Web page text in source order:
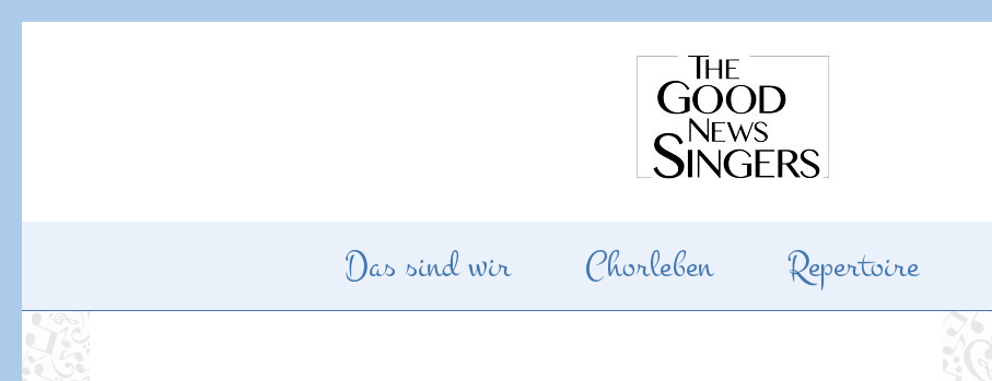
Das sind wir Chorleben Repertoire